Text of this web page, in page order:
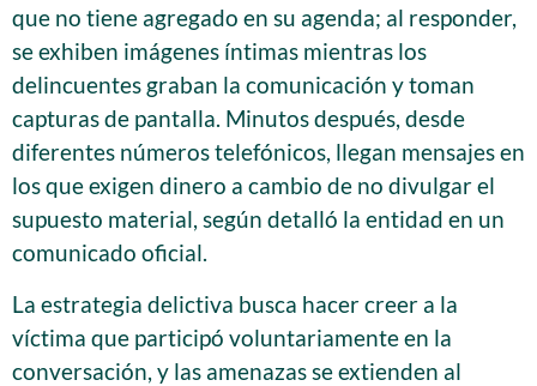
que no tiene agregado en su agenda; al responder,
se exhiben imágenes íntimas mientras los
delincuentes graban la comunicación y toman
capturas de pantalla. Minutos después, desde
diferentes números telefónicos, llegan mensajes en
los que exigen dinero a cambio de no divulgar el
supuesto material, según detalló la entidad en un
comunicado oficial.
La estrategia delictiva busca hacer creer a la
víctima que participó voluntariamente en la
conversación, y las amenazas se extienden al